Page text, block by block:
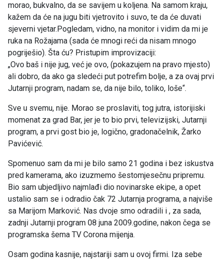
morao, bukvalno, da se savijem u koljena. Na samom kraju,
kažem da će na jugu biti vjetrovito i suvo, te da će duvati
sjeverni vjetar.Pogledam, vidno, na monitor i vidim da mi je
ruka na Rožajama (sada će mnogi reći da nisam mnogo
pogriješio). Šta ću? Pristupim improvizaciji:
„Ovo baš i nije jug, već je ovo, (pokazujem na pravo mjesto)
ali dobro, da ako ga sledeći put potrefim bolje, a za ovaj prvi
Jutarnji program, nadam se, da nije bilo, toliko, loše“.
Sve u svemu, nije. Morao se proslaviti, tog jutra, istorijiski
momenat za grad Bar, jer je to bio prvi, televizijski, Jutarnji
program, a prvi gost bio je, logično, gradonačelnik, Žarko
Pavićević.
Spomenuo sam da mi je bilo samo 21 godina i bez iskustva
pred kamerama, ako izuzmemo šestomjesečnu pripremu.
Bio sam ubjedljivo najmlađi dio novinarske ekipe, a opet
ustalio sam se i odradio čak 72 Jutarnja programa, a najviše
sa Marijom Marković. Nas dvoje smo odradili i , za sada,
zadnji Jutarnji program 08 juna 2009.godine, nakon čega se
programska šema TV Corona mijenja.
Osam godina kasnije, najstariji sam u ovoj firmi. Iza sebe